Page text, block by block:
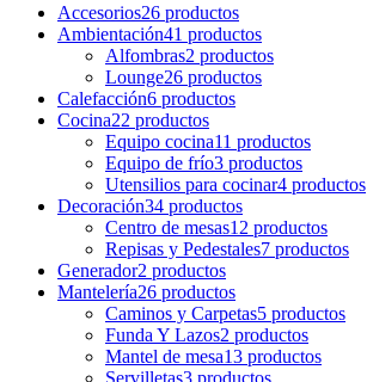
Accesorios26 productos
Ambientación41 productos
Alfombras2 productos
Lounge26 productos
Calefacción6 productos
Cocina22 productos
Equipo cocina11 productos
Equipo de frío3 productos
Utensilios para cocinar4 productos
Decoración34 productos
Centro de mesas12 productos
Repisas y Pedestales7 productos
Generador2 productos
Mantelería26 productos
Caminos y Carpetas5 productos
Funda Y Lazos2 productos
Mantel de mesa13 productos
Servilletas3 productos